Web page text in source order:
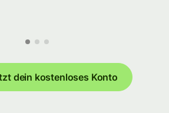
dein kostenloses Konto